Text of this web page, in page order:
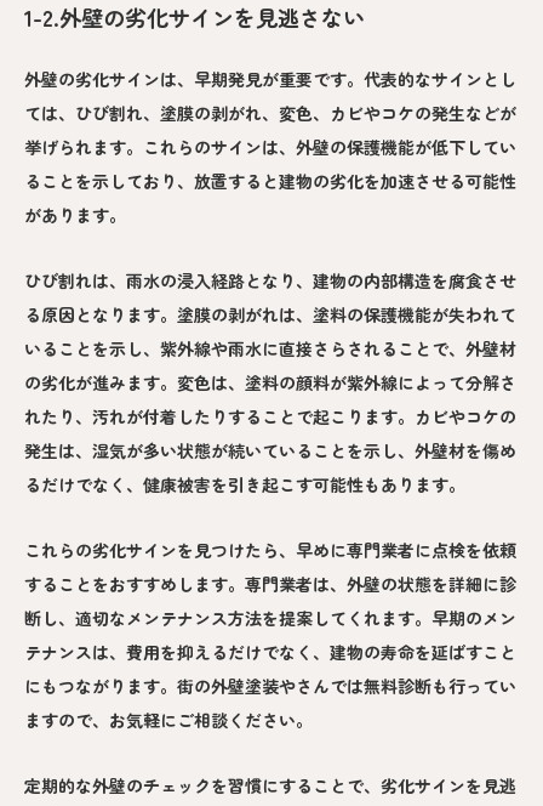
1-2.外壁の劣化サインを見逃さない
外壁の劣化サインは、早期発見が重要です。代表的なサインとし
ては、ひび割れ、塗膜の剥がれ、変色、カビやコケの発生などが
挙げられます。これらのサインは、外壁の保護機能が低下してい
ることを示しており、放置すると建物の劣化を加速させる可能性
があります。
ひび割れは、雨水の浸入経路となり、建物の内部構造を腐食させ
る原因となります。塗膜の剥がれは、塗料の保護機能が失われて
いることを示し、紫外線や雨水に直接さらされることで、外壁材
の劣化が進みます。変色は、塗料の顔料が紫外線によって分解さ
れたり、汚れが付着したりすることで起こります。カビやコケの
発生は、湿気が多い状態が続いていることを示し、外壁材を傷め
るだけでなく、健康被害を引き起こす可能性もあります。
これらの劣化サインを見つけたら、早めに専門業者に点検を依頼
することをおすすめします。専門業者は、外壁の状態を詳細に診
断し、適切なメンテナンス方法を提案してくれます。早期のメン
テナンスは、費用を抑えるだけでなく、建物の寿命を延ばすこと
にもつながります。街の外壁塗装やさんでは無料診断も行ってい
ますので、お気軽にご相談ください。
定期的な外壁のチェックを習慣にすることで、劣化サインを見逃